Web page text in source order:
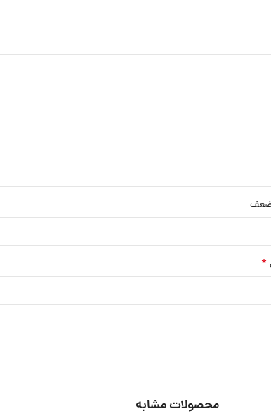
ضعف
*
محصولات مشابه